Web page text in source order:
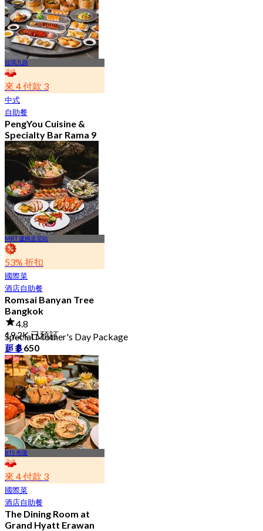
起฿ 495
拉瑪九路
來 4 付款 3
中式
自助餐
PengYou Cuisine &
Specialty Bar Rama 9
4.7
5K 已預訂
฿ 294.25
MRT 盧姆皮尼站
53% 折扣
國際菜
酒店自助餐
Romsai Banyan Tree
Bangkok
4.8
19.2K 已預訂
起฿ 650
Special Mother's Day Package
更多
BTS 奇隆
來 4 付款 3
國際菜
酒店自助餐
The Dining Room at
Grand Hyatt Erawan